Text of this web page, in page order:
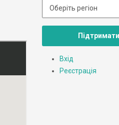
Вхід
Реєстрація